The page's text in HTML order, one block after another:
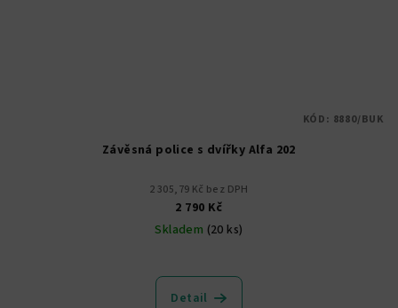
Závěsná police s dvířky Alfa 202
2 305,79 Kč bez DPH
2 790 Kč
Skladem (20 ks)
Detail
KÓD: 8880/BUK